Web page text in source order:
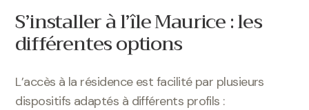
S’installer à l’île Maurice : les
différentes options
L’accès à la résidence est facilité par plusieurs
dispositifs adaptés à différents profils :